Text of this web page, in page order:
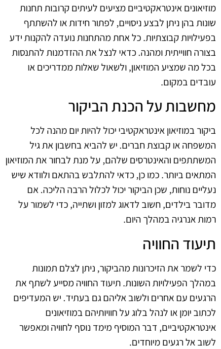
מוזיאונים אינטראקטיביים מציעים לעיתים קרובות תחנות
שונות בהן ניתן לבצע ניסויים, לפתור חידות או להשתתף
בפעילויות קבוצתיות. כל אחת מהתחנות נועדה להקנות ידע
בצורה חווייתית ומהנה. כדאי לנצל את ההזדמנות להתנסות
בכל מה שמציע המוזיאון, ולשאול שאלות ממדריכים או
עובדים במקום.
מחשבות על הכנת הביקור
ביקור במוזיאון אינטראקטיבי יכול להיות יום מהנה לכל
המשפחה או קבוצת חברים. יש להביא בחשבון את גיל
המשתתפים והאינטרסים שלהם, על מנת לבחור את המוזיאון
המתאים ביותר. כמו כן, כדאי להתלבש בהתאם ולוודא שיש
נעליים נוחות, שכן הביקור יכול לכלול הרבה הליכה. אם
מדובר בילדים, חשוב לדאוג למזון ושתייה, כדי לשמור על
רמות אנרגיה במהלך היום.
תיעוד החוויה
כדי לשמר את הזיכרונות מהביקור, ניתן לצלם תמונות
במהלך הפעילויות השונות. תיעוד החוויה מסייע לשתף את
הרגעים עם אחרים ולשוב אליהם גם בעתיד. יש המעדיפים
לכתוב יומן או לנהל בלוג על חוויותיהם במוזיאונים
אינטראקטיביים, דבר המוסיף מימד נוסף לחוויה ומאפשר
לשוב אל רגעים מיוחדים.